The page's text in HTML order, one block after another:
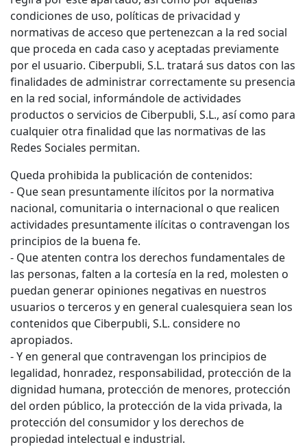
condiciones de uso, políticas de privacidad y
normativas de acceso que pertenezcan a la red social
que proceda en cada caso y aceptadas previamente
por el usuario. Ciberpubli, S.L. tratará sus datos con las
finalidades de administrar correctamente su presencia
en la red social, informándole de actividades
productos o servicios de Ciberpubli, S.L., así como para
cualquier otra finalidad que las normativas de las
Redes Sociales permitan.
Queda prohibida la publicación de contenidos:
- Que sean presuntamente ilícitos por la normativa
nacional, comunitaria o internacional o que realicen
actividades presuntamente ilícitas o contravengan los
principios de la buena fe.
- Que atenten contra los derechos fundamentales de
las personas, falten a la cortesía en la red, molesten o
puedan generar opiniones negativas en nuestros
usuarios o terceros y en general cualesquiera sean los
contenidos que Ciberpubli, S.L. considere no
apropiados.
- Y en general que contravengan los principios de
legalidad, honradez, responsabilidad, protección de la
dignidad humana, protección de menores, protección
del orden público, la protección de la vida privada, la
protección del consumidor y los derechos de
propiedad intelectual e industrial.